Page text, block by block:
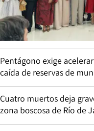
Pentágono exige
caída de reservas de
Cuatro muertos deja
zona boscosa de Río de